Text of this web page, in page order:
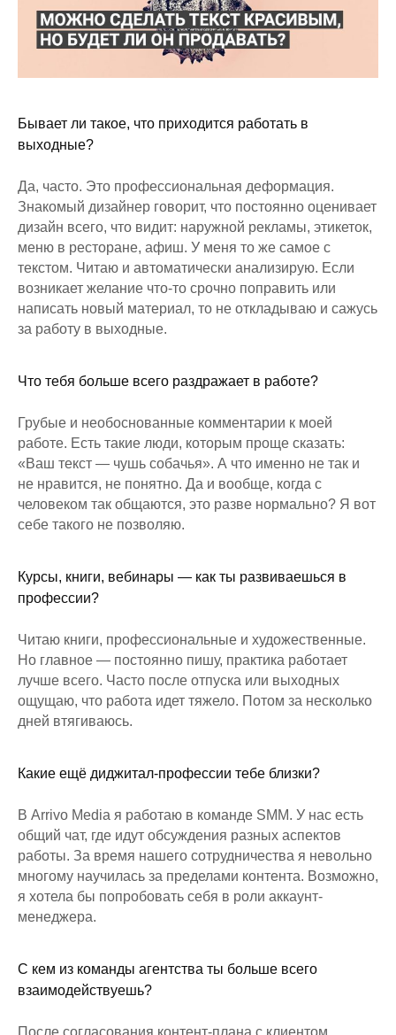
Бывает ли такое, что приходится работать в
выходные?
Да, часто. Это профессиональная деформация.
Знакомый дизайнер говорит, что постоянно оценивает
дизайн всего, что видит: наружной рекламы, этикеток,
меню в ресторане, афиш. У меня то же самое с
текстом. Читаю и автоматически анализирую. Если
возникает желание что-то срочно поправить или
написать новый материал, то не откладываю и сажусь
за работу в выходные.
Что тебя больше всего раздражает в работе?
Грубые и необоснованные комментарии к моей
работе. Есть такие люди, которым проще сказать:
«Ваш текст — чушь собачья». А что именно не так и
не нравится, не понятно. Да и вообще, когда с
человеком так общаются, это разве нормально? Я вот
себе такого не позволяю.
Курсы, книги, вебинары — как ты развиваешься в
профессии?
Читаю книги, профессиональные и художественные.
Но главное — постоянно пишу, практика работает
лучше всего. Часто после отпуска или выходных
ощущаю, что работа идет тяжело. Потом за несколько
дней втягиваюсь.
Какие ещё диджитал-профессии тебе близки?
В Arrivo Media я работаю в команде SMM. У нас есть
общий чат, где идут обсуждения разных аспектов
работы. За время нашего сотрудничества я невольно
многому научилась за пределами контента. Возможно,
я хотела бы попробовать себя в роли аккаунт-
менеджера.
С кем из команды агентства ты больше всего
взаимодействуешь?
После согласования контент-плана с клиентом